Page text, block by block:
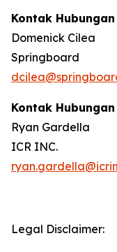
Kontak
Domenick Cilea
Springboard
Kontak
Ryan Gardella
ICR INC.
Legal Disclaimer: